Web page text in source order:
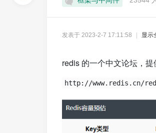
发表于 2023-2-7 17:11:58 显示
redis 的一个中文论坛，
http://www.redis.cn/